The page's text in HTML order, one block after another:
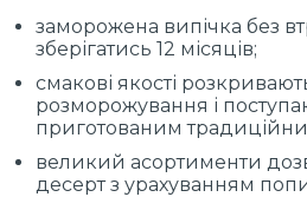
заморожена випічка без
зберігатись 12 місяців;
смакові якості
розморожування і
приготованим
великий асортименти
десерт з урахуванням